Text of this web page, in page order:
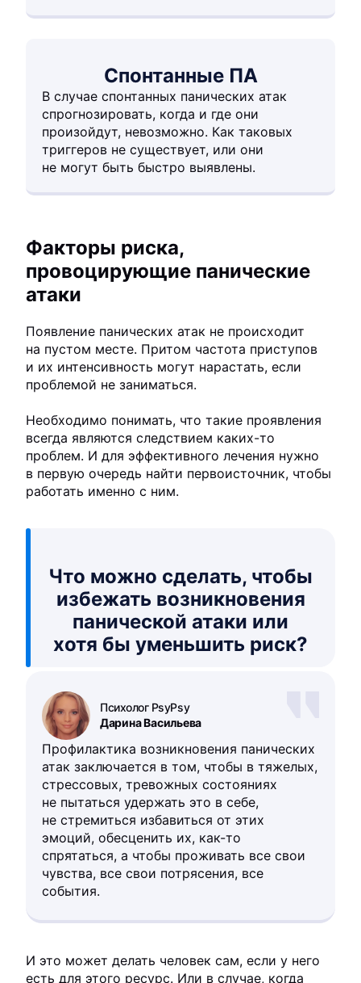
Спонтанные ПА
В случае спонтанных панических атак
спрогнозировать, когда и где они
произойдут, невозможно. Как таковых
триггеров не существует, или они
не могут быть быстро выявлены.
Факторы риска,
провоцирующие панические
атаки
Появление панических атак не происходит
на пустом месте. Притом частота приступов
и их интенсивность могут нарастать, если
проблемой не заниматься.
Необходимо понимать, что такие проявления
всегда являются следствием каких-то
проблем. И для эффективного лечения нужно
в первую очередь найти первоисточник, чтобы
работать именно с ним.
Что можно сделать, чтобы
избежать возникновения
панической атаки или
хотя бы уменьшить риск?
Дарина Васильева
Психолог PsyPsy
Профилактика возникновения панических
атак заключается в том, чтобы в тяжелых,
стрессовых, тревожных состояниях
не пытаться удержать это в себе,
не стремиться избавиться от этих
эмоций, обесценить их, как-то
спрятаться, а чтобы проживать все свои
чувства, все свои потрясения, все
события.
И это может делать человек сам, если у него
есть для этого ресурс. Или в случае, когда